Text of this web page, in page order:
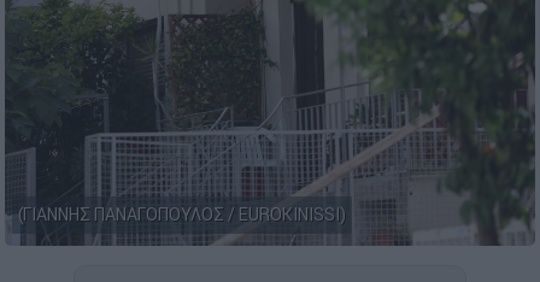
(ΓΙΑΝΝΗΣ ΠΑΝΑΓΟΠΟΥΛΟΣ / EUROKINISSI)